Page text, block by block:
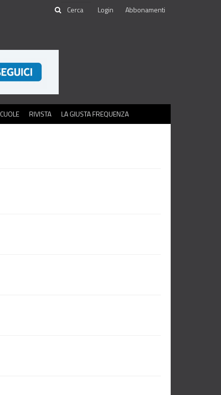
Login Abbonamenti
RIVISTA LA GIUSTA FREQUENZA